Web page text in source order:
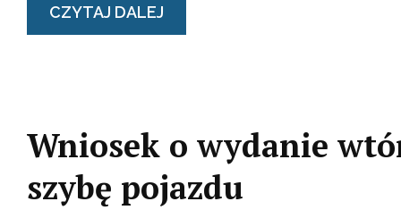
CZYTAJ DALEJ
Wniosek o wydanie
szybę pojazdu